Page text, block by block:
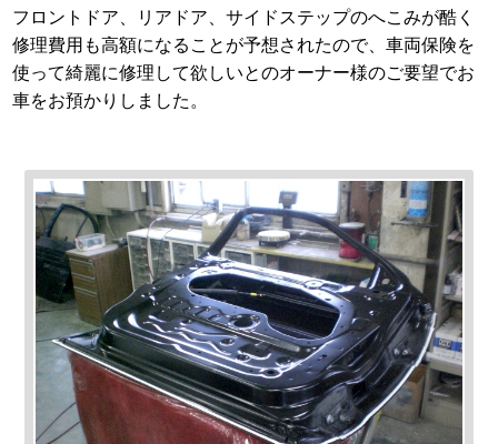
フロントドア、リアドア、サイドステップのへこみが酷く
修理費用も高額になることが予想されたので、車両保険を
使って綺麗に修理して欲しいとのオーナー様のご要望でお
車をお預かりしました。